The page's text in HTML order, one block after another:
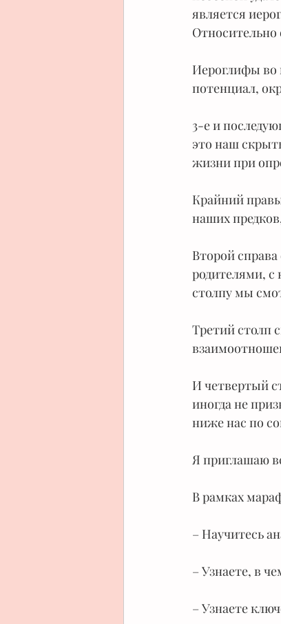
является
Иероглифы во
потенциал,
3-е и
это наш
жизни при
Крайний
наших
Второй
родителями, с
столпу мы
Третий столп
И четвертый
иногда не
ниже нас по
Я приглашаю
В рамках
– Научитесь
– Узнаете, в
– Узнаете